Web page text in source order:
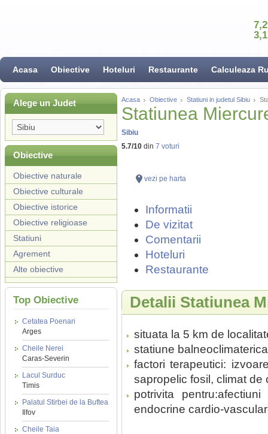
Acasa Obiective Hoteluri Restaurante Calculeaza
Alege un Judet
Obiective
Obiective naturale
Obiective culturale
Obiective istorice
Obiective religioase
Statiuni
Agrement
Alte obiective
Top Obiective
Cetatea Poenari
Arges
Cheile Nerei
Caras-Severin
Lacul Surduc
Timis
Palatul Stirbei de la Buftea
Ilfov
Cheile Taia
Acasa Obiective Statiuni in judetul Sibiu
Statiunea
Sibiu
5.7/10 din 7 voturi
vezi pe harta
Informatii
De vizitat
Comentarii
Hoteluri
Restaurante
Detalii Statiunea
situata la 5 km de
statiune
factori terapeutici:
sapropelic fosil, climat de
potrivita
endocrine cardio-